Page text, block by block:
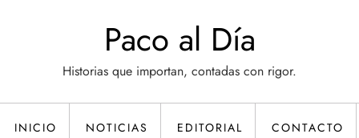
Paco al Día
Historias que importan, contadas con rigor.
INICIO NOTICIAS EDITORIAL CONTACTO